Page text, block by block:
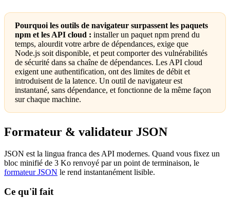
Pourquoi les outils de navigateur surpassent les paquets
npm et les API cloud : installer un paquet npm prend du
temps, alourdit votre arbre de dépendances, exige que
Node.js soit disponible, et peut comporter des vulnérabilités
de sécurité dans sa chaîne de dépendances. Les API cloud
exigent une authentification, ont des limites de débit et
introduisent de la latence. Un outil de navigateur est
instantané, sans dépendance, et fonctionne de la même façon
sur chaque machine.
Formateur & validateur JSON
JSON est la lingua franca des API modernes. Quand vous fixez un
bloc minifié de 3 Ko renvoyé par un point de terminaison, le
formateur JSON le rend instantanément lisible.
Ce qu'il fait